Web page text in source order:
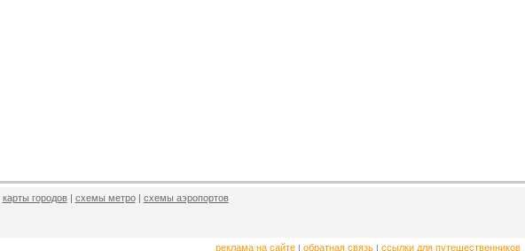
карты городов| схемы метро| схемы аэропортов
реклама на сайте | обратная связь | ссылки для путешественников